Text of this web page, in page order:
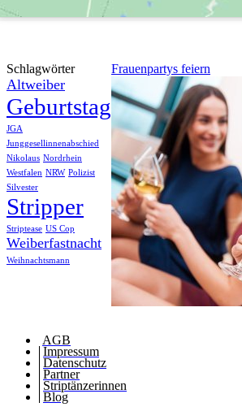
Schlagwörter
Altweiber
Geburtstag
JGA
Junggesellinnenabschied
Nikolaus Nordrhein
Westfalen NRW Polizist
Silvester
Stripper
Striptease US Cop
Weiberfastnacht
Weihnachtsmann
Frauenpartys feiern
AGB
Impressum
Datenschutz
Partner
Striptänzerinnen
Blog